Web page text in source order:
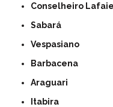
Conselheiro
Sabará
Vespasiano
Barbacena
Araguari
Itabira